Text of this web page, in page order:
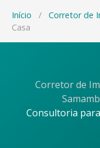
Início / Corretor de
Casa
Corretor de
Consultoria